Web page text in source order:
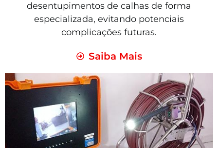
desentupimentos de calhas de forma
especializada, evitando potenciais
complicações futuras.
Saiba Mais